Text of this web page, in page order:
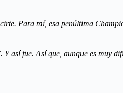
Para mí, esa penúltima
así fue. Así que, aunque es muy